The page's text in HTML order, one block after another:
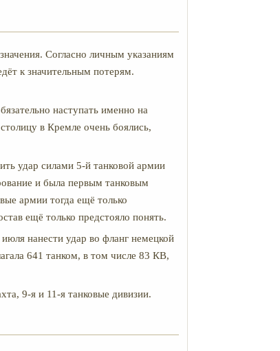
Согласно личным указаниям
к значительным потерям.
наступать именно на
в Кремле очень боялись,
удар силами 5-й танковой армии
и была первым танковым
армии тогда ещё только
ещё только предстояло понять.
нанести удар во фланг немецкой
641 танком, в том числе 83 КВ,
9-я и 11-я танковые дивизии.